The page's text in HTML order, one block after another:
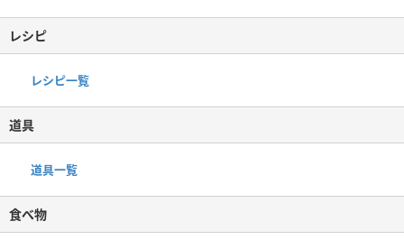
レシピ
レシピ一覧
道具
道具一覧
食べ物